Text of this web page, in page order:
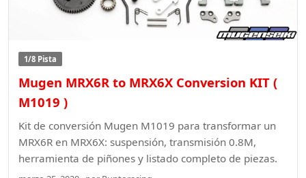
1/8 Pista
Mugen MRX6R to MRX6X Conversion KIT (
M1019 )
Kit de conversión Mugen M1019 para transformar un
MRX6R en MRX6X: suspensión, transmisión 0.8M,
herramienta de piñones y listado completo de piezas.